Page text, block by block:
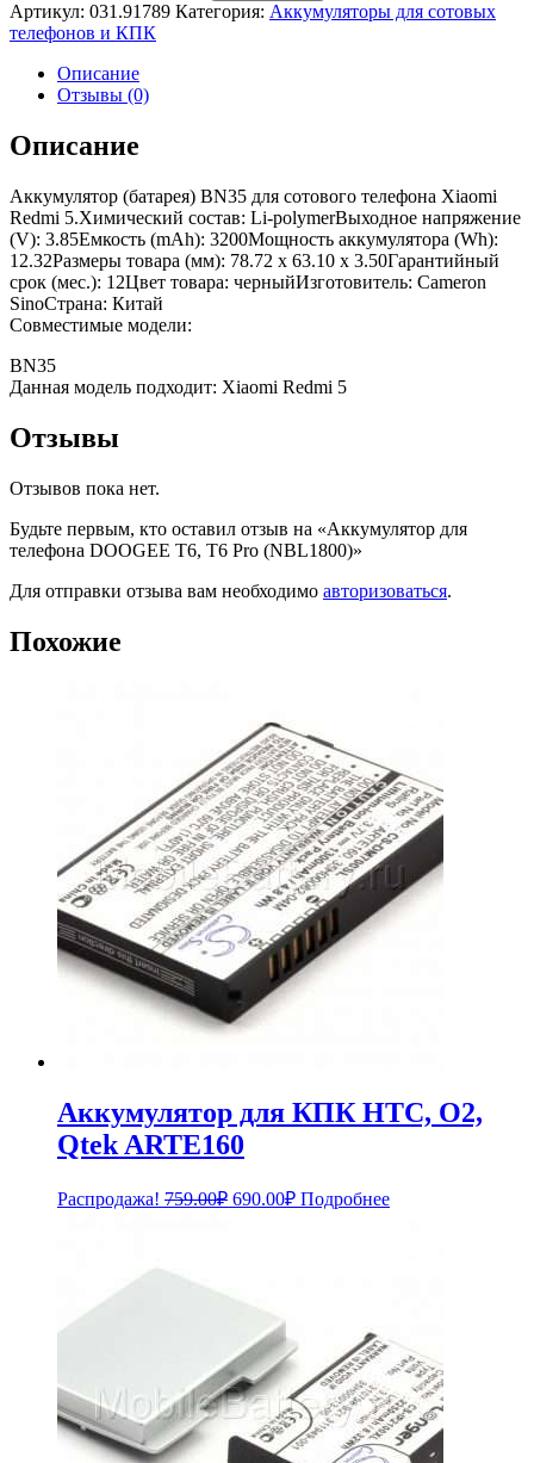
Артикул: 031.91789 Категория: Аккумуляторы для сотовых
телефонов и КПК
Описание
Отзывы (0)
Описание
Аккумулятор (батарея) BN35 для сотового телефона Xiaomi
Redmi 5.Химический состав: Li-polymerВыходное напряжение
(V): 3.85Емкость (mAh): 3200Мощность аккумулятора (Wh):
12.32Размеры товара (мм): 78.72 x 63.10 x 3.50Гарантийный
срок (мес.): 12Цвет товара: черныйИзготовитель: Cameron
SinoСтрана: Китай
Совместимые модели:
BN35
Данная модель подходит: Xiaomi Redmi 5
Отзывы
Отзывов пока нет.
Будьте первым, кто оставил отзыв на «Аккумулятор для
телефона DOOGEE T6, T6 Pro (NBL1800)»
Для отправки отзыва вам необходимо авторизоваться.
Похожие
Аккумулятор для КПК HTC, O2,
Qtek ARTE160
Распродажа! 759.00₽ Первоначальная
690.00₽Текущая
цена:
Подробнее